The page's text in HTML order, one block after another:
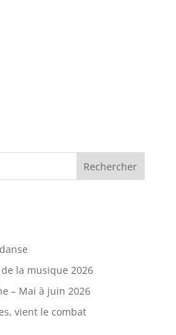
la musique 2026
– Mai à juin 2026
vient le combat